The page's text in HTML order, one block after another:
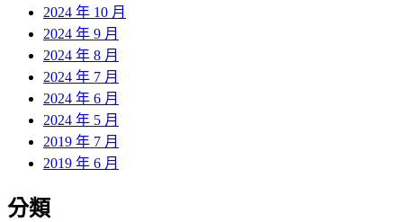
2024 年 10 月
2024 年 9 月
2024 年 8 月
2024 年 7 月
2024 年 6 月
2024 年 5 月
2019 年 7 月
2019 年 6 月
分類